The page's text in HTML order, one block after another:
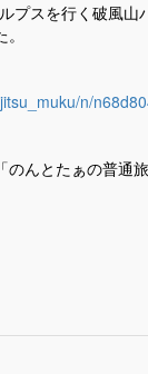
プスを行く破風山
n/
のんとたぁの普通